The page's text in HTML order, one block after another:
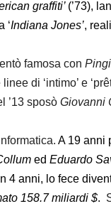
graffiti’ (’73),
‘Indiana Jones’,
famosa con
di ‘intimo’ e
’13 sposò Giovanni
A 19 anni
ed Eduardo
4 anni, lo fece
158.7 miliardi $.